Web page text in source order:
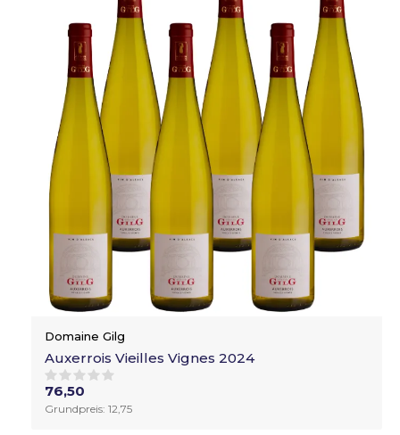
Domaine Gilg
Auxerrois Vieilles Vignes 2024
76,50
Grundpreis: 12,75